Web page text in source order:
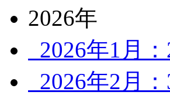
2026年
2026年1月
2026年2月